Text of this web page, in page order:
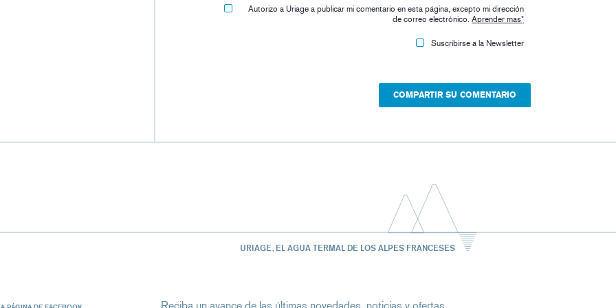
Autorizo ​​a Uriage a publicar mi comentario en esta página, excepto mi dirección
de correo electrónico.Aprender mas*
Suscribirse a la Newsletter
URIAGE, EL AGUA TERMAL DE LOS ALPES FRANCESES